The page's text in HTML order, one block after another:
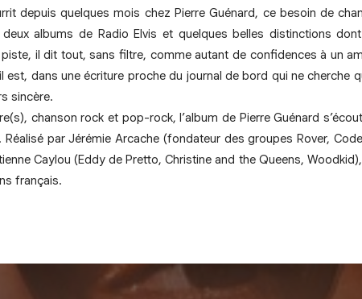
depuis quelques mois chez Pierre Guénard, ce besoin de
deux albums de Radio Elvis et quelques belles distinctions
piste, il dit tout, sans filtre, comme autant de confidences à un
est, dans une écriture proche du journal de bord qui ne cherche
sincère.
chanson rock et pop-rock, l’album de Pierre Guénard
par Jérémie Arcache (fondateur des groupes Rover,
Caylou (Eddy de Pretto, Christine and the Queens,
français.